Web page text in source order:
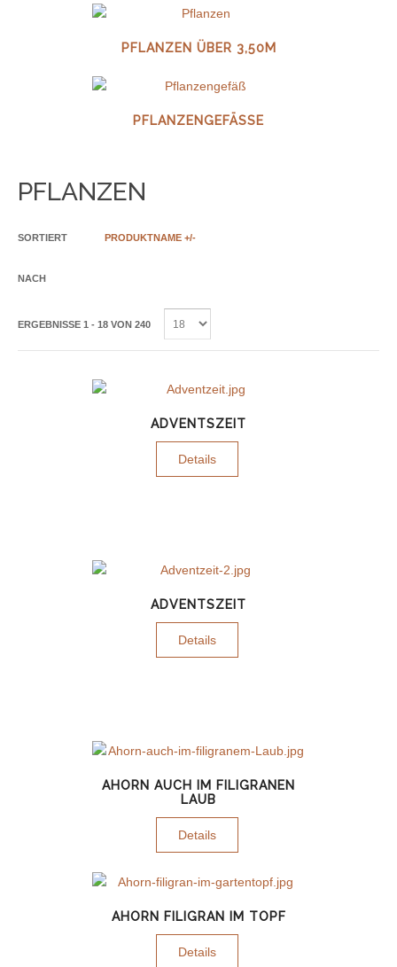
PFLANZEN ÜBER 3,50M
PFLANZENGEFÄSSE
PFLANZEN
SORTIERT
NACH
PRODUKTNAME +/-
ERGEBNISSE 1 - 18 VON 240
ADVENTSZEIT
Details
ADVENTSZEIT
Details
AHORN AUCH IM FILIGRANEN
LAUB
Details
AHORN FILIGRAN IM TOPF
Details